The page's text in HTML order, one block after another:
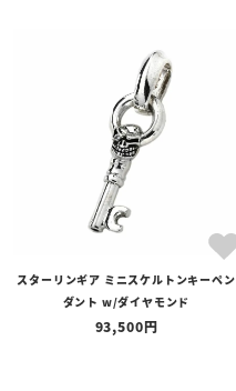
スターリンギア ミニスケルトンキーペン
ダント w/ダイヤモンド
93,500